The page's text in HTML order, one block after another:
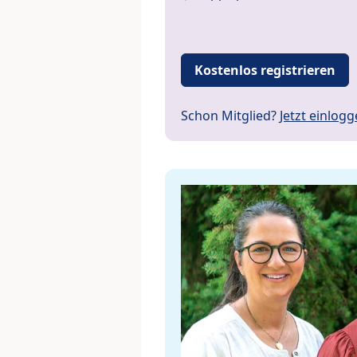
Kostenlos registrieren
Schon Mitglied? Jetzt